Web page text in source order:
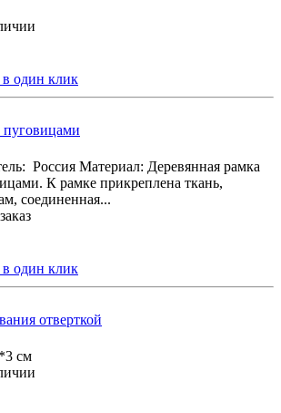
один клик
пуговицами
Россия Материал: Деревянная рамка
К рамке прикреплена ткань,
соединенная...
один клик
отверткой
см